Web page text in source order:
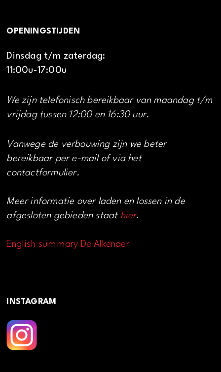
OPENINGSTIJDEN
Dinsdag t/m zaterdag:
11:00u-17:00u
We zijn telefonisch bereikbaar van maandag t/m
vrijdag tussen 12:00 en 16:30 uur.
Vanwege de verbouwing zijn we beter
bereikbaar per e-mail of via het
contactformulier.
Meer informatie over laden en lossen in de
afgesloten gebieden staat hier.
English summary De Alkenaer
INSTAGRAM